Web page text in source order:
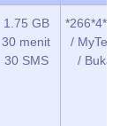
1.75 GB
30 menit
30 SMS
/
/